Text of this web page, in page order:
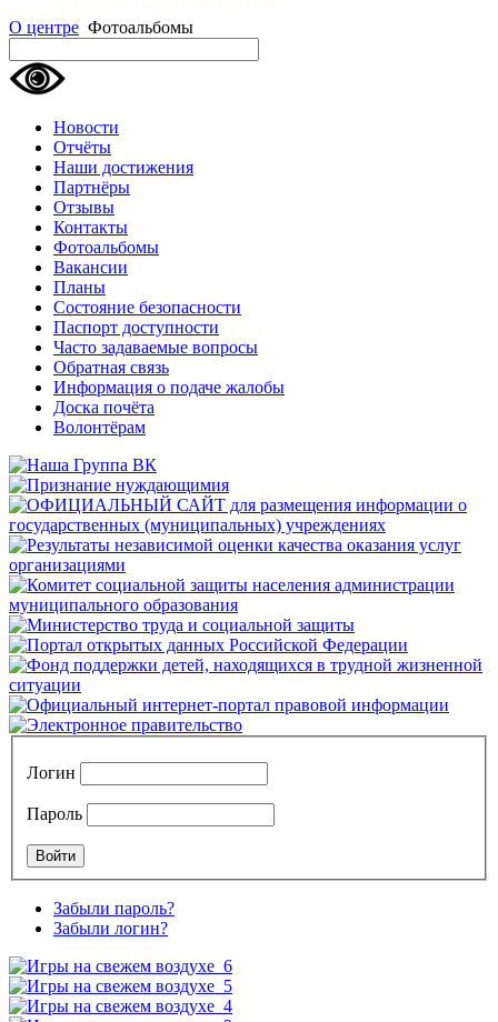
О центре Фотоальбомы
Новости
Отчёты
Наши достижения
Партнёры
Отзывы
Контакты
Фотоальбомы
Вакансии
Планы
Состояние безопасности
Паспорт доступности
Часто задаваемые вопросы
Обратная связь
Информация о подаче жалобы
Доска почёта
Волонтёрам
Логин
Пароль
Забыли пароль?
Забыли логин?